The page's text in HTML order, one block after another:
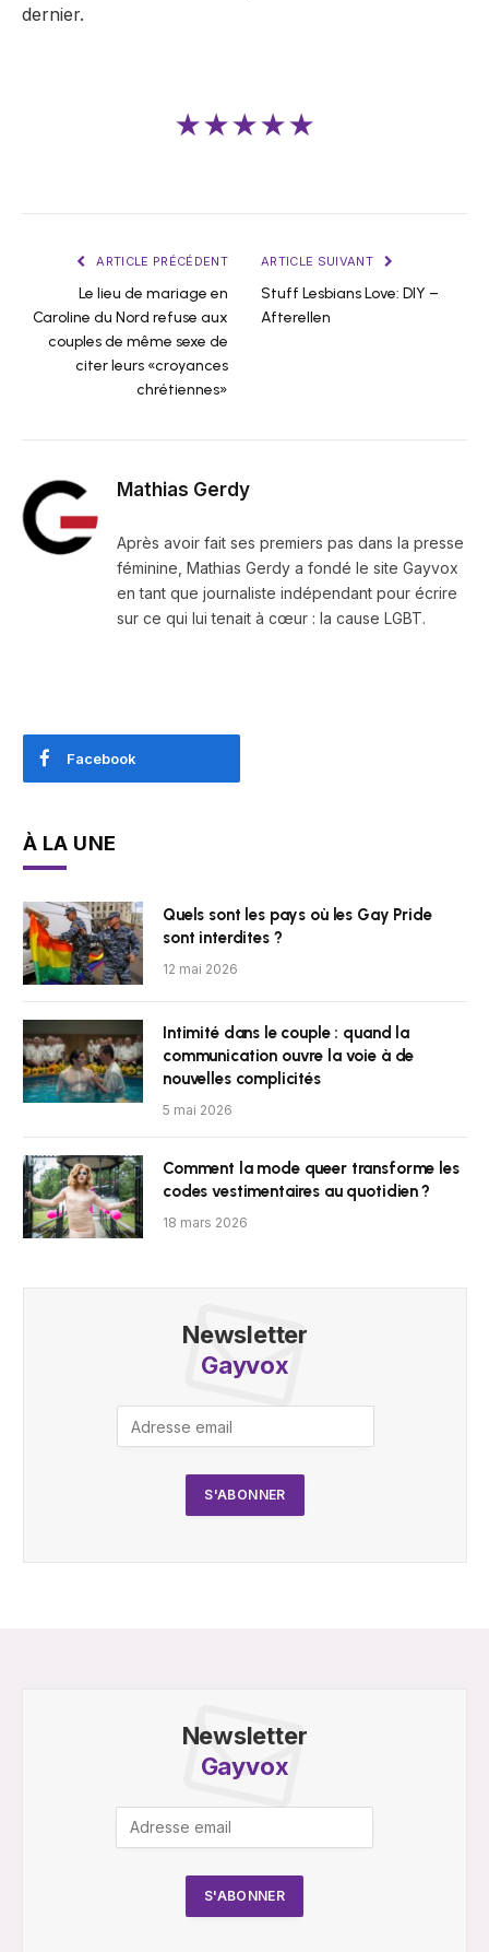
dernier.
★★★★★
ARTICLE PRÉCÉDENT
Le lieu de mariage en
Caroline du Nord refuse aux
couples de même sexe de
citer leurs «croyances
chrétiennes»
ARTICLE SUIVANT
Stuff Lesbians Love: DIY –
Afterellen
Mathias Gerdy
Après avoir fait ses premiers pas dans la presse
féminine, Mathias Gerdy a fondé le site Gayvox
en tant que journaliste indépendant pour écrire
sur ce qui lui tenait à cœur : la cause LGBT.
Facebook
À LA UNE
Quels sont les pays où les Gay Pride
sont interdites ?
12 mai 2026
Intimité dans le couple : quand la
communication ouvre la voie à de
nouvelles complicités
5 mai 2026
Comment la mode queer transforme les
codes vestimentaires au quotidien ?
18 mars 2026
Newsletter
Gayvox
Newsletter
Gayvox